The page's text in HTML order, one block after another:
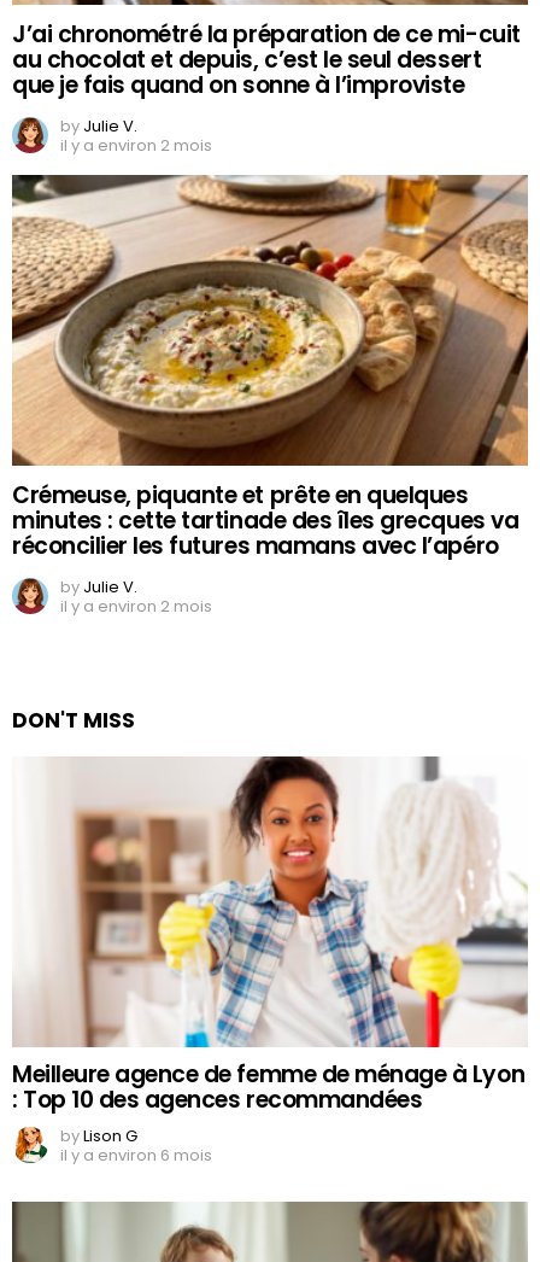
J’ai chronométré la préparation de ce mi-cuit
au chocolat et depuis, c’est le seul dessert
que je fais quand on sonne à l’improviste
by Julie V.
il y a environ 2 mois
Crémeuse, piquante et prête en quelques
minutes : cette tartinade des îles grecques va
réconcilier les futures mamans avec l’apéro
by Julie V.
il y a environ 2 mois
DON'T MISS
Meilleure agence de femme de ménage à Lyon
: Top 10 des agences recommandées
byLison G
il y a environ 6 mois